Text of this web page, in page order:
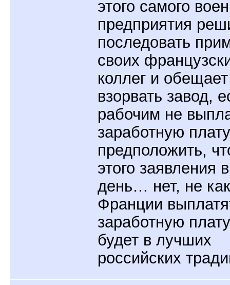
этого самого
предприятия
последовать
своих
коллег и обещает
взорвать завод,
рабочим не
заработную
предположить,
этого заявления
день… нет, не
Франции
заработную
будет в лучших
российских